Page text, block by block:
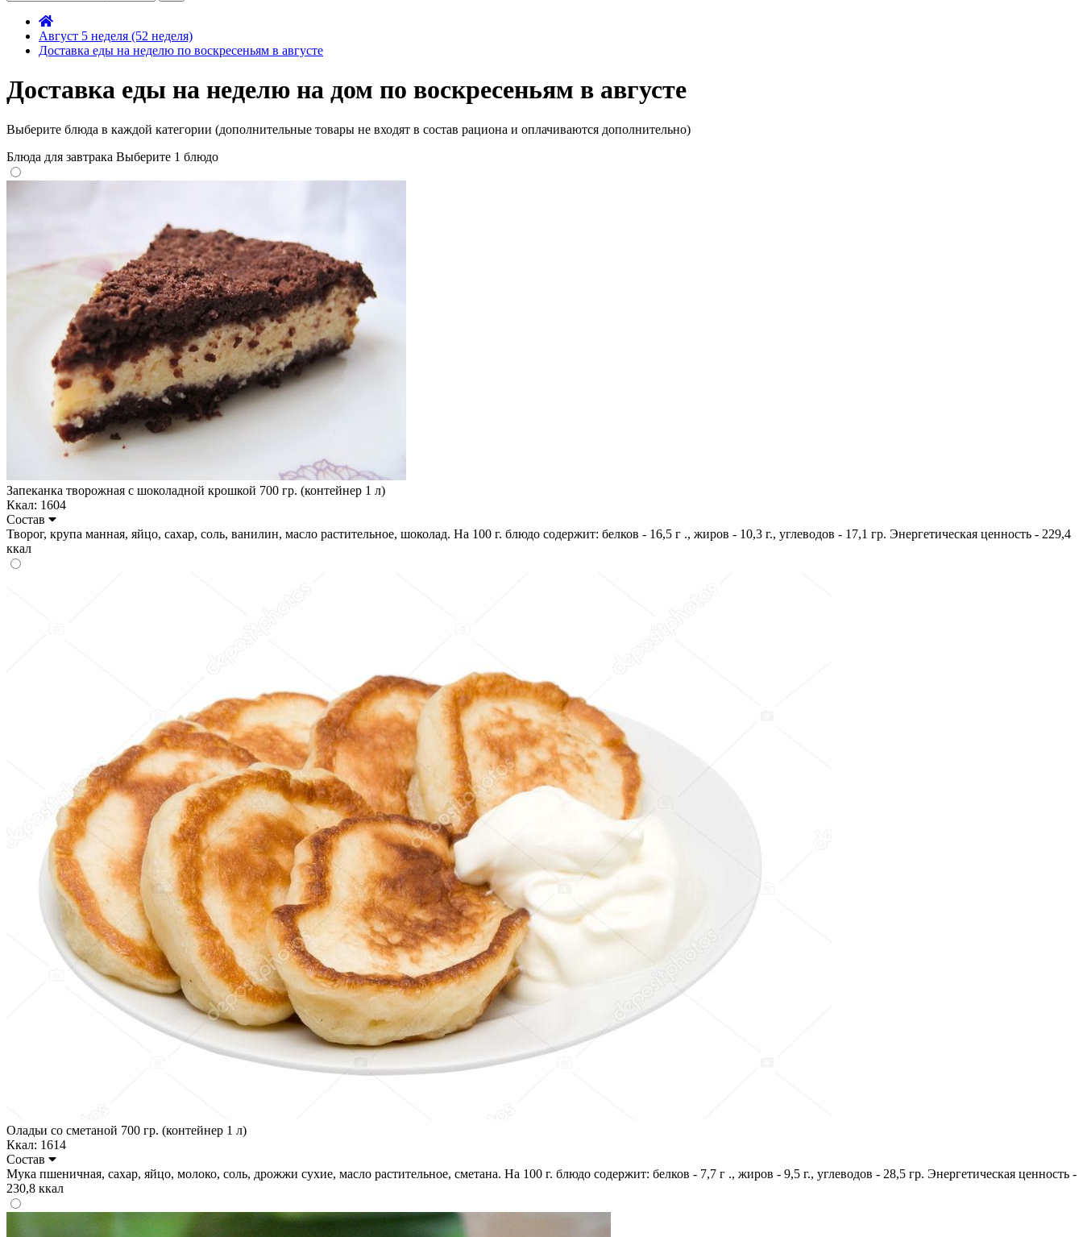
Август 5 неделя (52 неделя)
Доставка еды на неделю по воскресеньям в августе
Доставка еды на неделю на дом по воскресеньям в августе
Выберите блюда в каждой категории (дополнительные товары не входят в состав рациона и оплачиваются дополнительно)
Блюда для завтрака Выберите 1 блюдо
Запеканка творожная с шоколадной крошкой 700 гр. (контейнер 1 л)
Ккал: 1604
Состав
Творог, крупа манная, яйцо, сахар, соль, ванилин, масло растительное, шоколад. На 100 г. блюдо содержит: белков - 16,5 г ., жиров - 10,3 г., углеводов - 17,1 гр. Энергетическая ценность - 229,4
ккал
Оладьи со сметаной 700 гр. (контейнер 1 л)
Ккал: 1614
Состав
Мука пшеничная, сахар, яйцо, молоко, соль, дрожжи сухие, масло растительное, сметана. На 100 г. блюдо содержит: белков - 7,7 г ., жиров - 9,5 г., углеводов - 28,5 гр. Энергетическая ценность -
230,8 ккал